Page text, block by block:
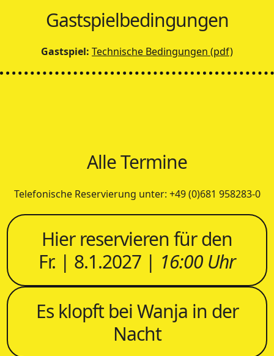
Gastspielbedingungen
Gastspiel: Technische Bedingungen (pdf)
Alle Termine
Telefonische Reservierung unter: +49 (0)681 958283-0
Hier reservieren für den
Fr. | 8.1.2027 | 16:00 Uhr
Es klopft bei Wanja in der
Nacht